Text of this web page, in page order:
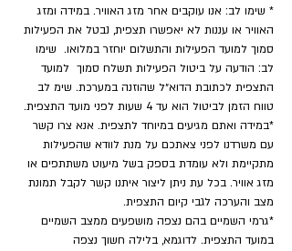
* שימו לב: אנו עוקבים אחר מזג האוויר. במידה ומזג
האוויר או עננות לא יאפשרו תצפית, נבטל את הפעילות
סמוך למועד הפעילות והתשלום יוחזר במלואו.  שימו
לב: הודעה על ביטול הפעילות תשלח סמוך  למועד
התצפית לכתובת הדוא״ל שהוזנה במערכת. שימ לב
טווח הזמן לביטול הוא עד 4 שעות לפני מועד התצפית.
*במידה ואתם מגיעים במיוחד לתצפית. אנא צרו קשר
עם משרדנו לפני צאתכם על מנת לוודא שהפעילות
מתקיימת ולא עומדת בספק בשל מיעוט משתתפים או
מזג אוויר. בכל עת ניתן ליצור איתנו קשר לקבל תמונת
מצב והערכה לגבי קיום התצפית.
*גרמי השמיים בהם נצפה מושפעים ממצב השמיים
במועד התצפית. לדוגמא, בלילה חשוך נצפה